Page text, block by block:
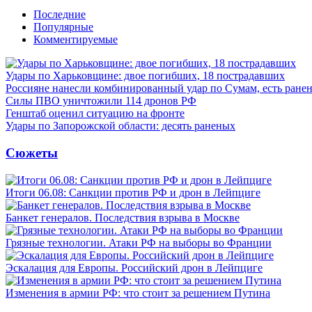
Последние
Популярные
Комментируемые
Удары по Харьковщине: двое погибших, 18 пострадавших
Россияне нанесли комбинированный удар по Сумам, есть
Силы ПВО уничтожили 114 дронов РФ
Генштаб оценил ситуацию на фронте
Удары по Запорожской области: десять раненых
Сюжеты
Итоги 06.08: Санкции против РФ и дрон в Лейпциге
Банкет генералов. Последствия взрыва в Москве
Грязные технологии. Атаки РФ на выборы во Франции
Эскалация для Европы. Российский дрон в Лейпциге
Изменения в армии РФ: что стоит за решением Путина